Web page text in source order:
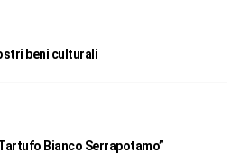
beni culturali
Bianco Serrapotamo”